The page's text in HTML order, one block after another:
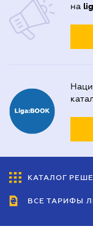
на
КАТАЛОГ
ВСЕ ТАРИФЫ